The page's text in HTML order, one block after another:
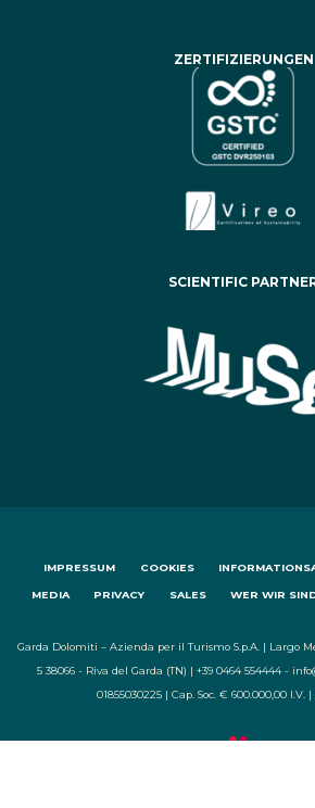
ZERTIFIZIERUNGEN
SCIENTIFIC
IMPRESSUM COOKIES
MEDIA PRIVACY SALES WER WIR
Garda Dolomiti – Azienda per il Turismo S.p.A. | Largo
5 38066 - Riva del Garda (TN) | +39 0464 554444 -
01855030225 | Cap. Soc. € 600.000,00 I.V. |